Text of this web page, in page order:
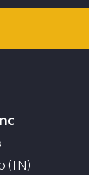
(TN)